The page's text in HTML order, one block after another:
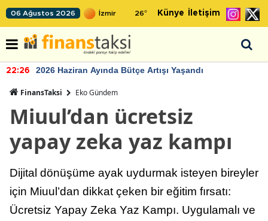
06 Ağustos 2026 26° Künye İletişim
22:26 2026 Haziran Ayında Bütçe Artışı Yaşandı
FinansTaksi Eko Gündem
Miuul’dan ücretsiz
yapay zeka yaz kampı
Dijital dönüşüme ayak uydurmak isteyen bireyler
için Miuul’dan dikkat çeken bir eğitim fırsatı:
Ücretsiz Yapay Zeka Yaz Kampı. Uygulamalı ve